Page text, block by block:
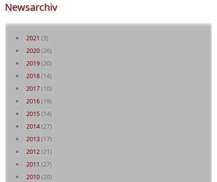
Newsarchiv
2021 (3)
2020(26)
2019(20)
2018(14)
2017(10)
2016(19)
2015(14)
2014(27)
2013(17)
2012(21)
2011 (27)
2010(20)